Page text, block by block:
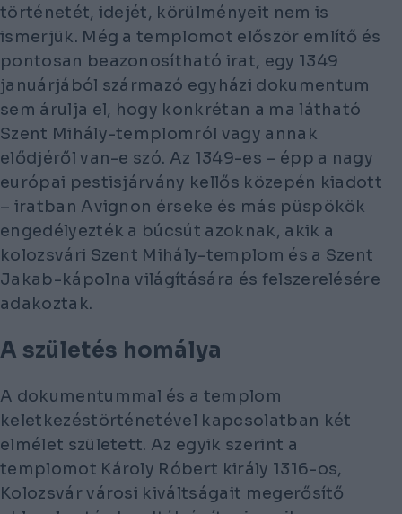
történetét, idejét, körülményeit nem is
ismerjük. Még a templomot először említő és
pontosan beazonosítható irat, egy 1349
januárjából származó egyházi dokumentum
sem árulja el, hogy konkrétan a ma látható
Szent Mihály-templomról vagy annak
elődjéről van-e szó. Az 1349-es – épp a nagy
európai pestisjárvány kellős közepén kiadott
– iratban Avignon érseke és más püspökök
engedélyezték a búcsút azoknak, akik a
kolozsvári Szent Mihály-templom és a Szent
Jakab-kápolna világítására és felszerelésére
adakoztak.
A születés homálya
A dokumentummal és a templom
keletkezéstörténetével kapcsolatban két
elmélet született. Az egyik szerint a
templomot Károly Róbert király 1316-os,
Kolozsvár városi kiváltságait megerősítő